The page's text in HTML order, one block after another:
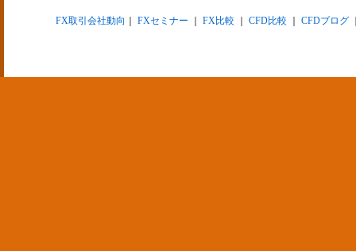
FX取引会社動向 FXセミナー FX比較 CFD比較 CFDブログ